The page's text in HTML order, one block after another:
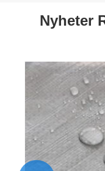
Nyheter